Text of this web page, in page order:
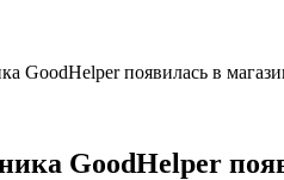
GoodHelper появилась в
GoodHelper